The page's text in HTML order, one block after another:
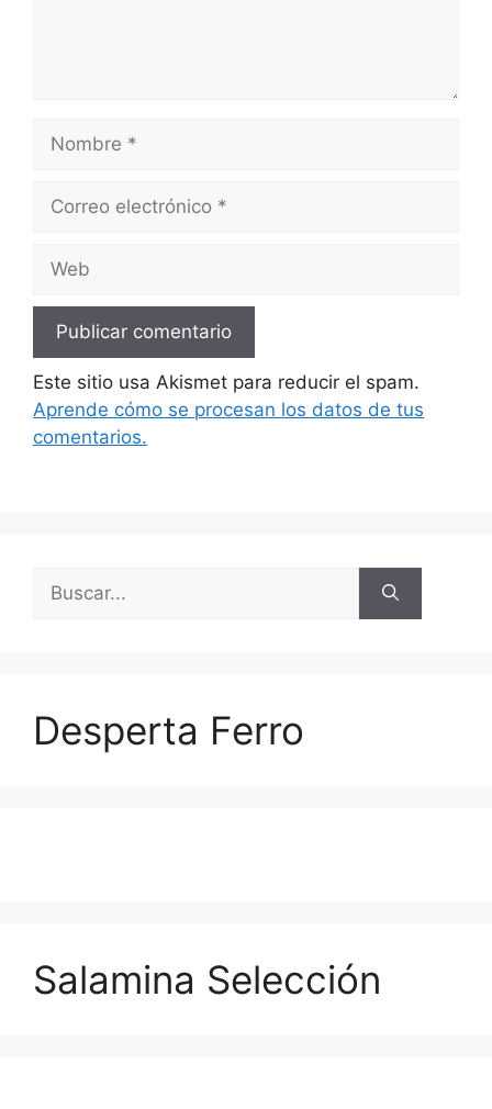
Nombre
Correo
Web
Este sitio usa Akismet para reducir el spam.
Aprende cómo se procesan los datos de tus
comentarios.
Desperta Ferro
Salamina Selección